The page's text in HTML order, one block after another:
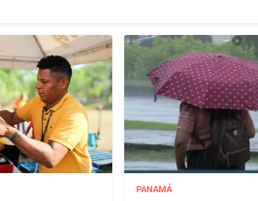
PANAMÁ